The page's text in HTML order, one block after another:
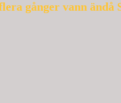
gånger vann ändå